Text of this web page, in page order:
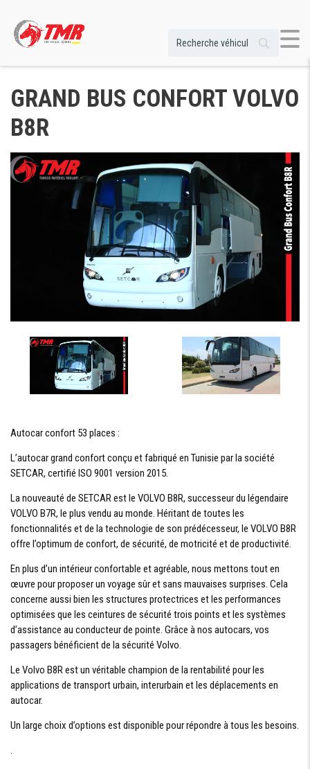
GRAND BUS CONFORT VOLVO
B8R
Autocar confort 53 places :
L’autocar grand confort conçu et fabriqué en Tunisie par la société
SETCAR, certifié ISO 9001 version 2015.
La nouveauté de SETCAR est le VOLVO B8R, successeur du légendaire
VOLVO B7R, le plus vendu au monde. Héritant de toutes les
fonctionnalités et de la technologie de son prédécesseur, le VOLVO B8R
offre l’optimum de confort, de sécurité, de motricité et de productivité.
En plus d’un intérieur confortable et agréable, nous mettons tout en
œuvre pour proposer un voyage sûr et sans mauvaises surprises. Cela
concerne aussi bien les structures protectrices et les performances
optimisées que les ceintures de sécurité trois points et les systèmes
d’assistance au conducteur de pointe. Grâce à nos autocars, vos
passagers bénéficient de la sécurité Volvo.
Le Volvo B8R est un véritable champion de la rentabilité pour les
applications de transport urbain, interurbain et les déplacements en
autocar.
Un large choix d’options est disponible pour répondre à tous les besoins.
.